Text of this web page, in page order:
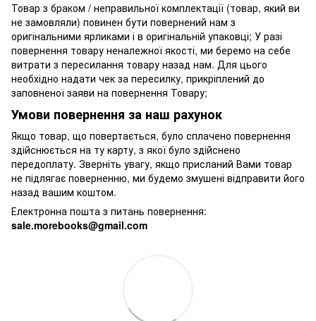
Товар з браком / неправильної комплектації (товар, який ви
не замовляли) повинен бути повернений нам з
оригінальними ярликами і в оригінальній упаковці; У разі
повернення товару неналежної якості, ми беремо на себе
витрати з пересилання товару назад нам. Для цього
необхідно надати чек за пересилку, прикріплений до
заповненої заяви на повернення Товару;
Умови повернення за наш рахунок
Якщо товар, що повертається, було сплачено повернення
здійснюється на ту карту, з якої було здійснено
передоплату. Зверніть увагу, якщо присланий Вами товар
не підлягає поверненню, ми будемо змушені відправити його
назад вашим коштом.
Електронна пошта з питань повернення:
sale.morebooks@gmail.com